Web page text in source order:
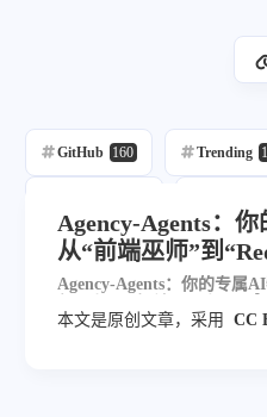
GitHub 160 Trending
Ai 69
Agency-Agents：
从“前端巫师”到
Agency-Agents：你的专属
本文是原创文章，采用
CC